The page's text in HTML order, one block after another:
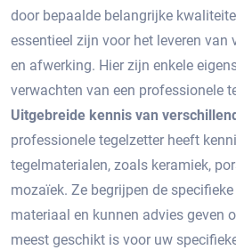
door bepaalde belangrijke
essentieel zijn voor het leveren van
en afwerking.​ Hier zijn enkele
verwachten van een professionele
Uitgebreide kennis van
professionele tegelzetter heeft
tegelmaterialen, zoals keramiek,
mozaïek.​ Ze begrijpen de
materiaal en kunnen advies geven
meest geschikt is voor uw